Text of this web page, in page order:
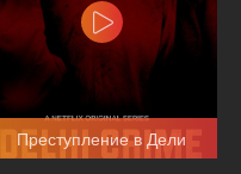
Преступление в Дели